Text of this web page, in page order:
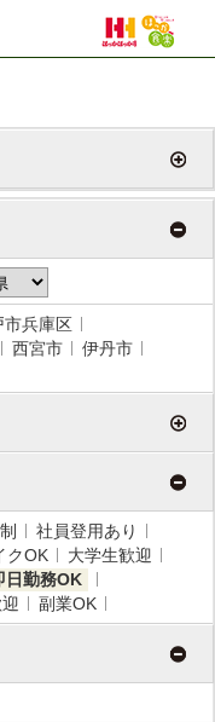
市兵庫区
西宮市
伊丹市
社員登用あり
クOK
大学生歓迎
日勤務OK
副業OK